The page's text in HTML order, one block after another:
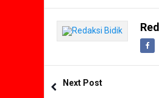
Next Post